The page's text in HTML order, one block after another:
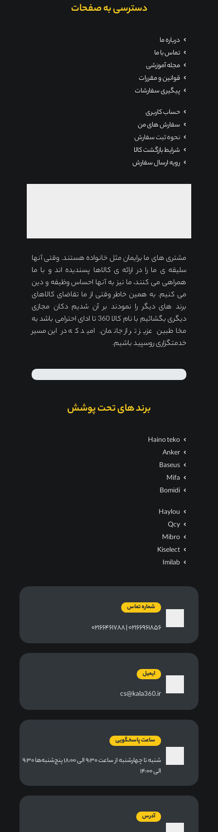
دسترسی به صفحات
درباره ما
تماس با ما
مجله آموزشی
قوانین و مقررات
پیگیری سفارشات
حساب کاربری
سفارش های من
نحوه ثبت سفارش
شرایط بازگشت کالا
رویه ارسال سفارش
مشتری های ما برایمان مثل خانواده هستند. وقتی آنها
سلیقه ی ما را در ارائه ی کالاها پسندیده اند و با ما
همراهی می کنند، ما نیز به آنها احساس وظیفه و دین
می کنیم. به همین خاطر وقتی از ما تقاضای کالاهای
برند های دیگر را نمودند بر آن شدیم دکان مجازی
دیگری بگشائیم با نام کالا 360 تا ادای احترامی باشد به
مخاطبین عزیز تر از جانمان. امید که در این مسیر
خدمتگزاری روسپید باشیم.
برند های تحت پوشش
Haino teko
Anker
Baseus
Mifa
Bomidi
Haylou
Qcy
Mibro
Kiselect
Imilab
شماره تماس
۰۲۱۶۶۹۶۱۸۵۶ | ۰۲۱۶۶۴۶۱۷۸۸
ایمیل
cs@kala360.ir
ساعت پاسخگویی
شنبه تا چهارشنبه از ساعت ۹:۳۰ الی ۱۸:۰۰ پنج‌شنبه‌ها ۹:۳۰
الی ۱۴:۰۰
آدرس